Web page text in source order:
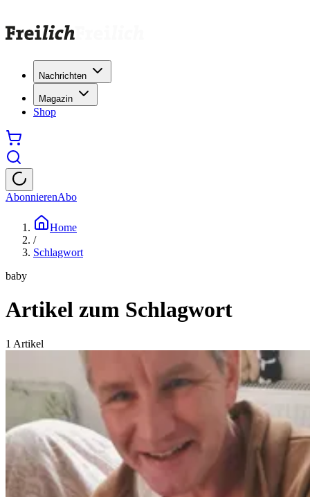
Nachrichten
Magazin
Shop
AbonnierenAbo
Home
/
Schlagwort
baby
Artikel zum Schlagwort
1 Artikel